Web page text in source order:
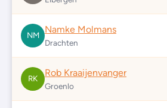
NM
Namke Molmans
Drachten
RK
Rob Kraaijenvanger
Groenlo